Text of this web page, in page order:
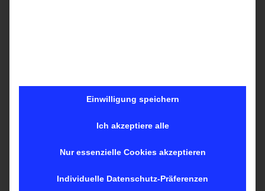
DSGVO (Datenschutz-Grundverordnung) und
Einwilligung speichern
Ich akzeptiere alle
Nur essenzielle Cookies akzeptieren
Individuelle Datenschutz-Präferenzen